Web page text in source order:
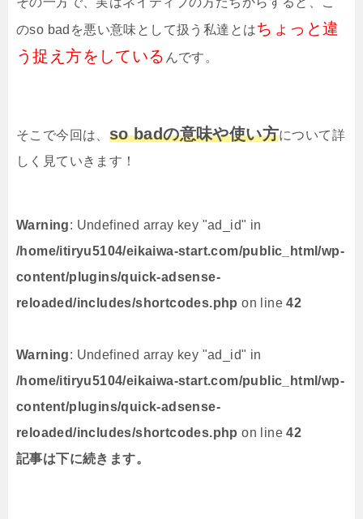
のso badを悪い意味として扱う私達とはちょっと違
う捉え方をしている んです。
そこで今回は、 so badの意味や使い方について詳
しく見ていきます！
Warning: Undefined array key "ad_id" in
/home/itiryu5104/eikaiwa-start.com/public_html/wp-
content/plugins/quick-adsense-
reloaded/includes/shortcodes.php on line42
Warning: Undefined array key "ad_id" in
/home/itiryu5104/eikaiwa-start.com/public_html/wp-
content/plugins/quick-adsense-
reloaded/includes/shortcodes.php on line42
記事は下に続きます。